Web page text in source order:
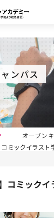
ンパス
オープン
コミックイラス
コミック